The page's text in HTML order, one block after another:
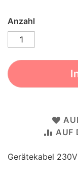
Anzahl
AUF
Gerätekabel